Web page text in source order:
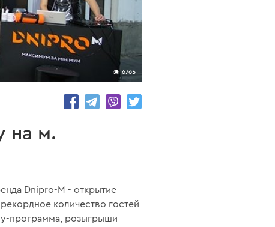
6765
на м.
Dnipro-M - открытие
количество гостей
программа, розыгрыши